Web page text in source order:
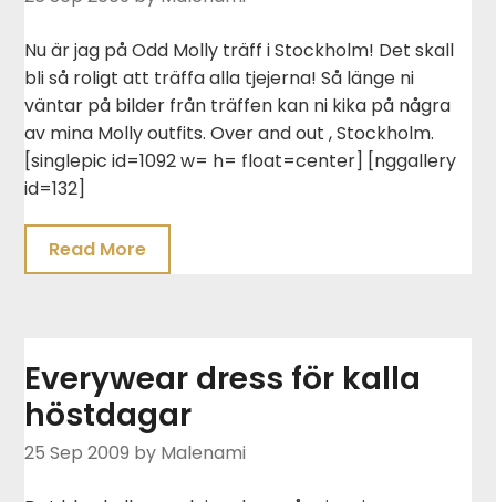
Nu är jag på Odd Molly träff i Stockholm! Det skall
bli så roligt att träffa alla tjejerna! Så länge ni
väntar på bilder från träffen kan ni kika på några
av mina Molly outfits. Over and out , Stockholm.
[singlepic id=1092 w= h= float=center] [nggallery
id=132]
Read More
Everywear dress för kalla
höstdagar
25 Sep 2009 by Malenami